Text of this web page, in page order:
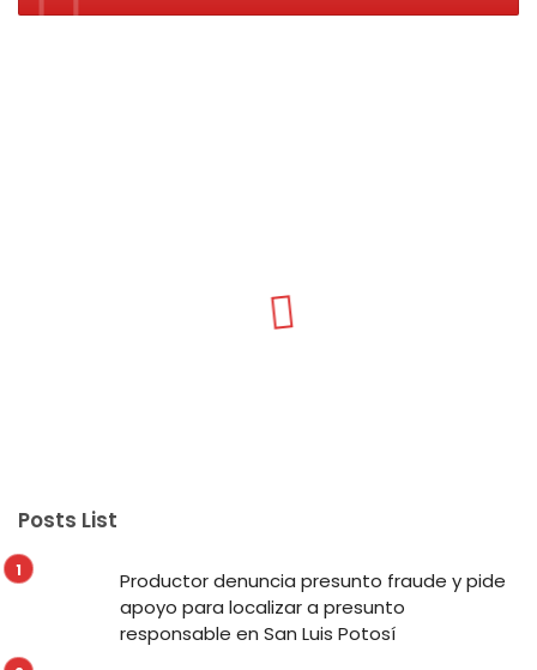
Posts List
Productor denuncia presunto fraude y pide
apoyo para localizar a presunto
responsable en San Luis Potosí